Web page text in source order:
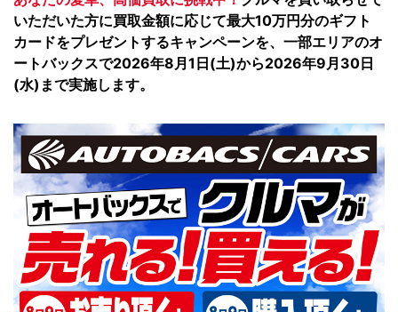
いただいた方に買取金額に応じて最大10万円分のギフト
カードをプレゼントするキャンペーンを、一部エリアのオ
ートバックスで2026年8月1日(土)から2026年9月30日
(水)まで実施します。